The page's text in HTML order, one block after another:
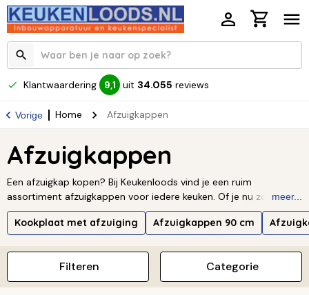
Klantwaardering 9,1 uit 34.055 reviews
Vorige Home Afzuigkappen
Afzuigkappen
Een afzuigkap kopen? Bij Keukenloods vind je een ruim
assortiment afzuigkappen voor iedere keuken. Of je nu zoekt
naar een inbouw afzuigkap, recirculatie afzuigkap, motorloze
afzuigkap of een designmodel voor een kookeiland, je vergelijkt
nieuwe afzuigkap op het type afzuigsysteem, de benodigde
afzuigcapaciteit, het geluidsniveau en de juiste breedte, zodat je
zeker weet dat de afzuigkap past bij jouw kookplaat en
meer...
Kookplaat met afzuiging Afzuigkappen 90 cm
Categorie
Filteren